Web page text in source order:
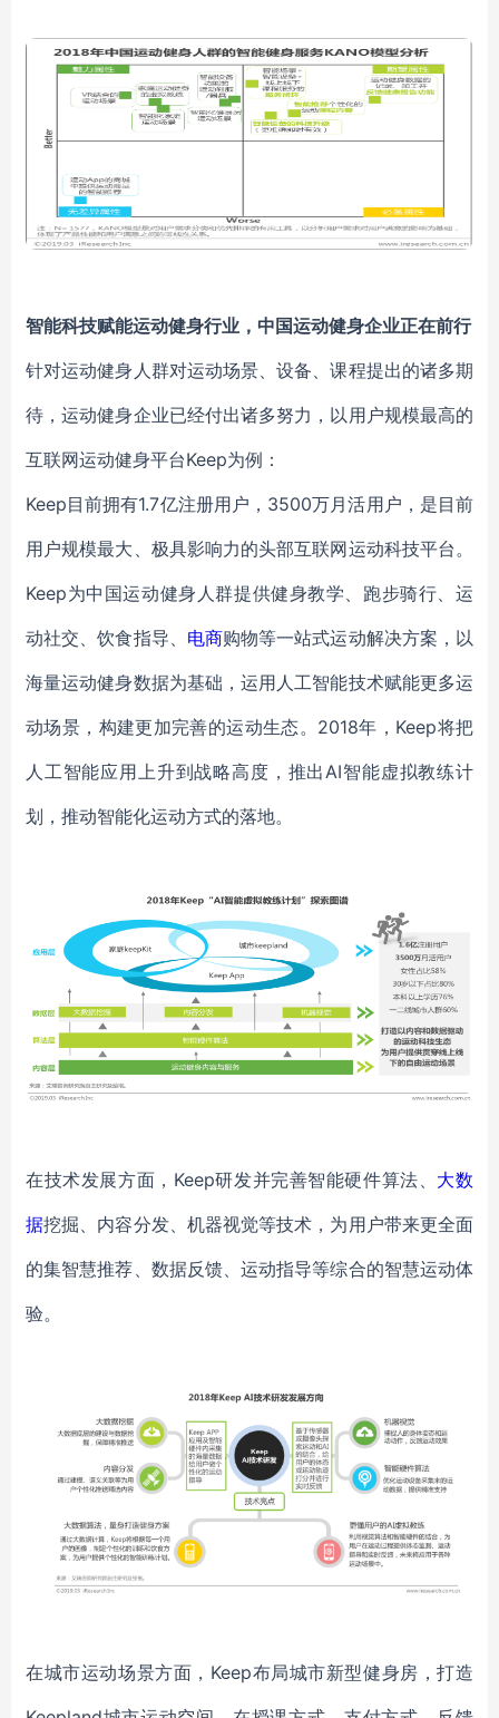
智能科技赋能运动健身行业，中国运动健身企业正在前行
针对运动健身人群对运动场景、设备、课程提出的诸多期
待，运动健身企业已经付出诸多努力，以用户规模最高的
互联网运动健身平台Keep为例：
Keep目前拥有1.7亿注册用户，3500万月活用户，是目前
用户规模最大、极具影响力的头部互联网运动科技平台。
Keep为中国运动健身人群提供健身教学、跑步骑行、运
动社交、饮食指导、 电商购物等一站式运动解决方案，以
海量运动健身数据为基础，运用人工智能技术赋能更多运
动场景，构建更加完善的运动生态。2018年，Keep将把
人工智能应用上升到战略高度，推出AI智能虚拟教练计
划，推动智能化运动方式的落地。
在技术发展方面，Keep研发并完善智能硬件算法、 大数
据挖掘、内容分发、机器视觉等技术，为用户带来更全面
的集智慧推荐、数据反馈、运动指导等综合的智慧运动体
验。
在城市运动场景方面，Keep布局城市新型健身房，打造